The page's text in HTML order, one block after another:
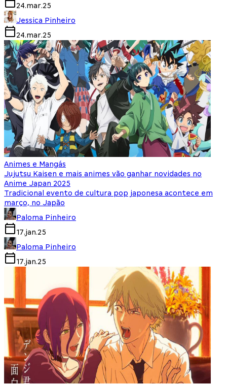
24.mar.25
Jessica Pinheiro
24.mar.25
Animes e Mangás
Jujutsu Kaisen e mais animes vão ganhar novidades no
Anime Japan 2025
Tradicional evento de cultura pop japonesa acontece em
março, no Japão
Paloma Pinheiro
17.jan.25
Paloma Pinheiro
17.jan.25